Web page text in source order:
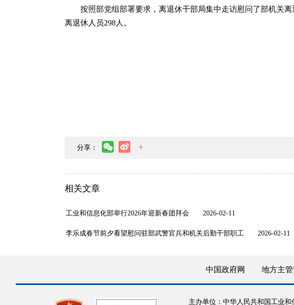
按照部党组部署要求，离退休干部局集中走访慰问了部机关
离退休人员298人。
分享：
相关文章
工业和信息化部举行2026年迎新春团拜会 2026-02-11
李乐成春节前夕看望慰问驻部武警官兵和机关后勤干部职工 2026-02-11
中国政府网 地方主管
主办单位：中华人民共和国工业和